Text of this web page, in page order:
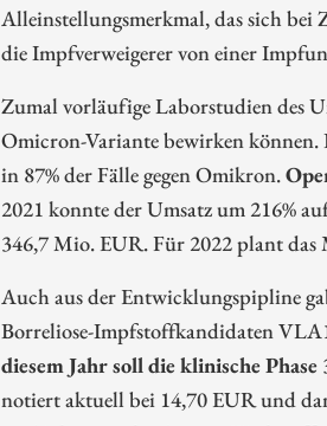
Alleinstellungsmerkmal, das sich
die Impfverweigerer von einer
Zumal vorläufige Laborstudien des
Omicron-Variante bewirken können.
in 87% der Fälle gegen Omikron.
2021 konnte der Umsatz um 216%
346,7 Mio. EUR. Für 2022 plant das
Auch aus der Entwicklungspipline
Borreliose-Impfstoffkandidaten
diesem Jahr soll die klinische
notiert aktuell bei 14,70 EUR und